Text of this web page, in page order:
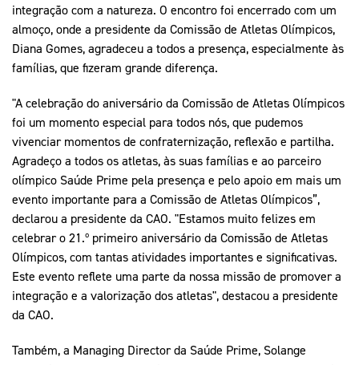
integração com a natureza. O encontro foi encerrado com um
almoço, onde a presidente da Comissão de Atletas Olímpicos,
Diana Gomes, agradeceu a todos a presença, especialmente às
famílias, que fizeram grande diferença.
"A celebração do aniversário da Comissão de Atletas Olímpicos
foi um momento especial para todos nós, que pudemos
vivenciar momentos de confraternização, reflexão e partilha.
Agradeço a todos os atletas, às suas famílias e ao parceiro
olímpico Saúde Prime pela presença e pelo apoio em mais um
evento importante para a Comissão de Atletas Olímpicos”,
declarou a presidente da CAO. "Estamos muito felizes em
celebrar o 21.º primeiro aniversário da Comissão de Atletas
Olímpicos, com tantas atividades importantes e significativas.
Este evento reflete uma parte da nossa missão de promover a
integração e a valorização dos atletas", destacou a presidente
da CAO.
Também, a Managing Director da Saúde Prime, Solange